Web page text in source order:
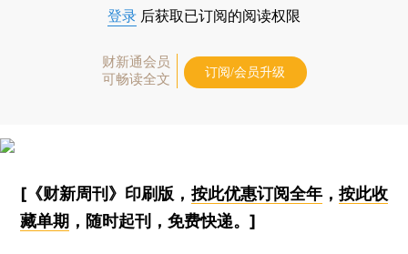
登录 后获取已订阅的阅读权限
财新通会员
可畅读全文
订阅/会员升级
[《财新周刊》印刷版， 按此优惠订阅全年， 按此收
藏单期 ，随时起刊，免费快递。]